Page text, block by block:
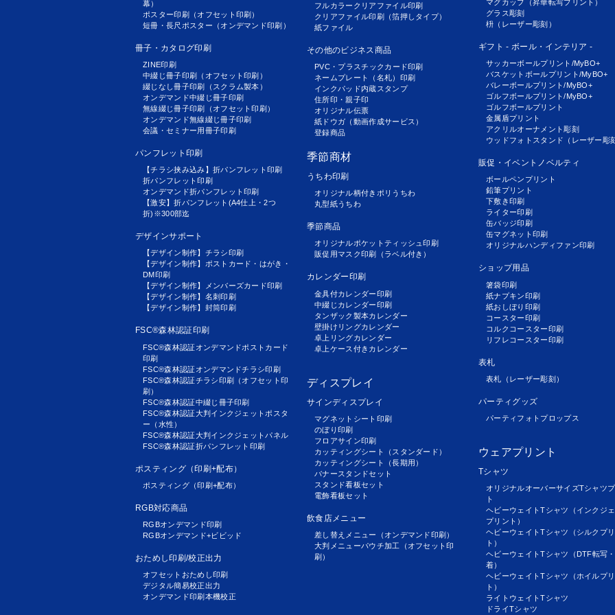
幕）
ポスター印刷（オフセット印刷）
短冊・長尺ポスター（オンデマンド印刷）
冊子・カタログ印刷
ZINE印刷
中綴じ冊子印刷（オフセット印刷）
綴じなし冊子印刷（スクラム製本）
オンデマンド中綴じ冊子印刷
無線綴じ冊子印刷（オフセット印刷）
オンデマンド無線綴じ冊子印刷
会議・セミナー用冊子印刷
パンフレット印刷
【チラシ挟み込み】折パンフレット印刷
折パンフレット印刷
オンデマンド折パンフレット印刷
【激安】折パンフレット(A4仕上・2つ
折)※300部迄
デザインサポート
【デザイン制作】チラシ印刷
【デザイン制作】ポストカード・はがき・
DM印刷
【デザイン制作】メンバーズカード印刷
【デザイン制作】名刺印刷
【デザイン制作】封筒印刷
FSC®森林認証印刷
FSC®森林認証オンデマンドポストカード
印刷
FSC®森林認証オンデマンドチラシ印刷
FSC®森林認証チラシ印刷（オフセット印
刷）
FSC®森林認証中綴じ冊子印刷
FSC®森林認証大判インクジェットポスタ
ー（水性）
FSC®森林認証大判インクジェットパネル
FSC®森林認証折パンフレット印刷
ポスティング（印刷+配布）
ポスティング（印刷+配布）
RGB対応商品
RGBオンデマンド印刷
RGBオンデマンド+ビビッド
おためし印刷/校正出力
オフセットおためし印刷
デジタル簡易校正出力
オンデマンド印刷本機校正
フルカラークリアファイル印刷
クリアファイル印刷（箔押しタイプ）
紙ファイル
その他のビジネス商品
PVC・プラスチックカード印刷
ネームプレート（名札）印刷
インクパッド内蔵スタンプ
住所印・親子印
オリジナル伝票
紙ドウガ（動画作成サービス）
登録商品
季節商材
うちわ印刷
オリジナル柄付きポリうちわ
丸型紙うちわ
季節商品
オリジナルポケットティッシュ印刷
販促用マスク印刷（ラベル付き）
カレンダー印刷
金具付カレンダー印刷
中綴じカレンダー印刷
タンザック製本カレンダー
壁掛けリングカレンダー
卓上リングカレンダー
卓上ケース付きカレンダー
ディスプレイ
サインディスプレイ
マグネットシート印刷
のぼり印刷
フロアサイン印刷
カッティングシート（スタンダード）
カッティングシート（長期用）
バナースタンドセット
スタンド看板セット
電飾看板セット
飲食店メニュー
差し替えメニュー（オンデマンド印刷）
大判メニューパウチ加工（オフセット印
刷）
マグカップ（昇華転写プリント）
グラス彫刻
枡（レーザー彫刻）
ギフト - ボール・インテリア -
サッカーボールプリント/MyBO+
バスケットボールプリント/MyBO+
バレーボールプリント/MyBO+
ゴルフボールプリント/MyBO+
ゴルフボールプリント
金属盾プリント
アクリルオーナメント彫刻
ウッドフォトスタンド（レーザー彫
販促・イベントノベルティ
ボールペンプリント
鉛筆プリント
下敷き印刷
ライター印刷
缶バッジ印刷
缶マグネット印刷
オリジナルハンディファン印刷
ショップ用品
箸袋印刷
紙ナプキン印刷
紙おしぼり印刷
コースター印刷
コルクコースター印刷
リフレコースター印刷
表札
表札（レーザー彫刻）
パーティグッズ
パーティフォトプロップス
ウェアプリント
Tシャツ
オリジナルオーバーサイズTシャツ
ト
ヘビーウェイトTシャツ（インクジ
プリント）
ヘビーウェイトTシャツ（シルクプ
ト）
ヘビーウェイトTシャツ（DTF転写
着）
ヘビーウェイトTシャツ（ホイルプ
ト）
ライトウェイトTシャツ
ドライTシャツ